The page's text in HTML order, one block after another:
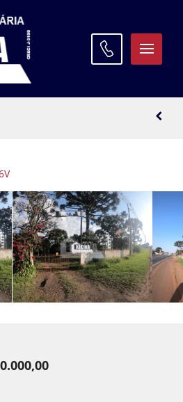
ATENDIMENTO
Paula:(42) 3027 9645
(42) 3027 9640